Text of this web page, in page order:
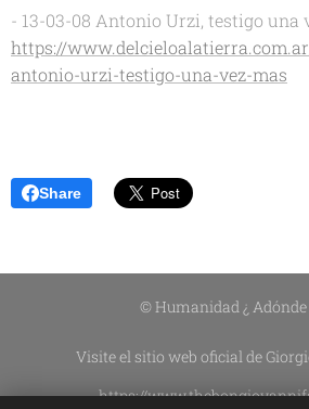
- 13-03-08 Antonio Urzi, testigo una
https://
antonio-urzi-testigo-una-vez-mas
Share
© Humanidad ¿ Adónde
Visite el sitio web oficial de
https://